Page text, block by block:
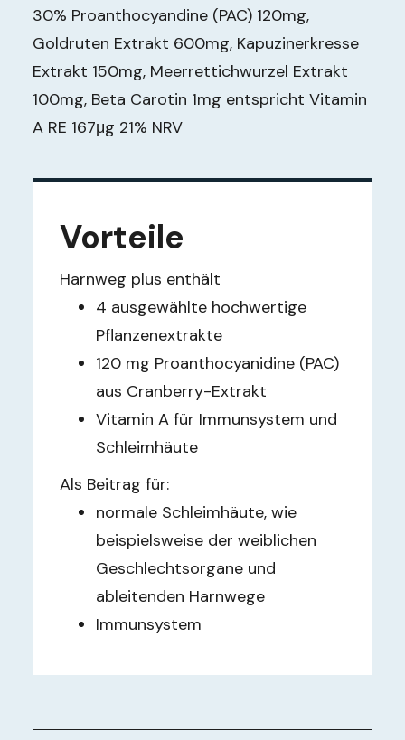
30% Proanthocyandine (PAC) 120mg,
Goldruten Extrakt 600mg, Kapuzinerkresse
Extrakt 150mg, Meerrettichwurzel Extrakt
100mg, Beta Carotin 1mg entspricht Vitamin
A RE 167μg 21% NRV
Vorteile
Harnweg plus enthält
4 ausgewählte hochwertige
Pflanzenextrakte
120 mg Proanthocyanidine (PAC)
aus Cranberry-Extrakt
Vitamin A für Immunsystem und
Schleimhäute
Als Beitrag für:
normale Schleimhäute, wie
beispielsweise der weiblichen
Geschlechtsorgane und
ableitenden Harnwege
Immunsystem